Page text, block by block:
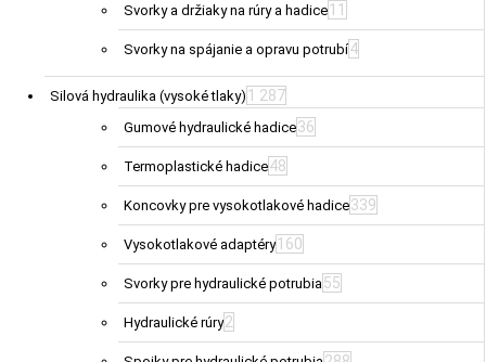
Svorky a držiaky na rúry a hadice 11
Svorky na spájanie a opravu potrubí4
Silová hydraulika (vysoké tlaky) 1 287
Gumové hydraulické hadice36
Termoplastické hadice48
Koncovky pre vysokotlakové hadice339
Vysokotlakové adaptéry 160
Svorky pre hydraulické potrubia55
Hydraulické rúry2